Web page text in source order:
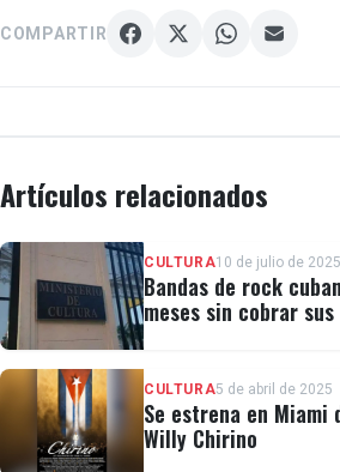
COMPARTIR
Artículos relacionados
CULTURA10 de julio de 2025
Bandas de rock
meses sin cobrar
CULTURA5 de abril de 2025
Se estrena en Miami
Willy Chirino